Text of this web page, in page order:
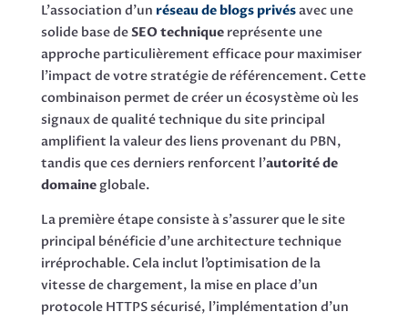
L’association d’un réseau de blogs privésavec une
solide base deSEO techniquereprésente une
approche particulièrement efficace pour maximiser
l’impact de votre stratégie de référencement. Cette
combinaison permet de créer un écosystème où les
signaux de qualité technique du site principal
amplifient la valeur des liens provenant du PBN,
tandis que ces derniers renforcent l’autorité de
domaineglobale.
La première étape consiste à s’assurer que le site
principal bénéficie d’une architecture technique
irréprochable. Cela inclut l’optimisation de la
vitesse de chargement, la mise en place d’un
protocole HTTPS sécurisé, l’implémentation d’un